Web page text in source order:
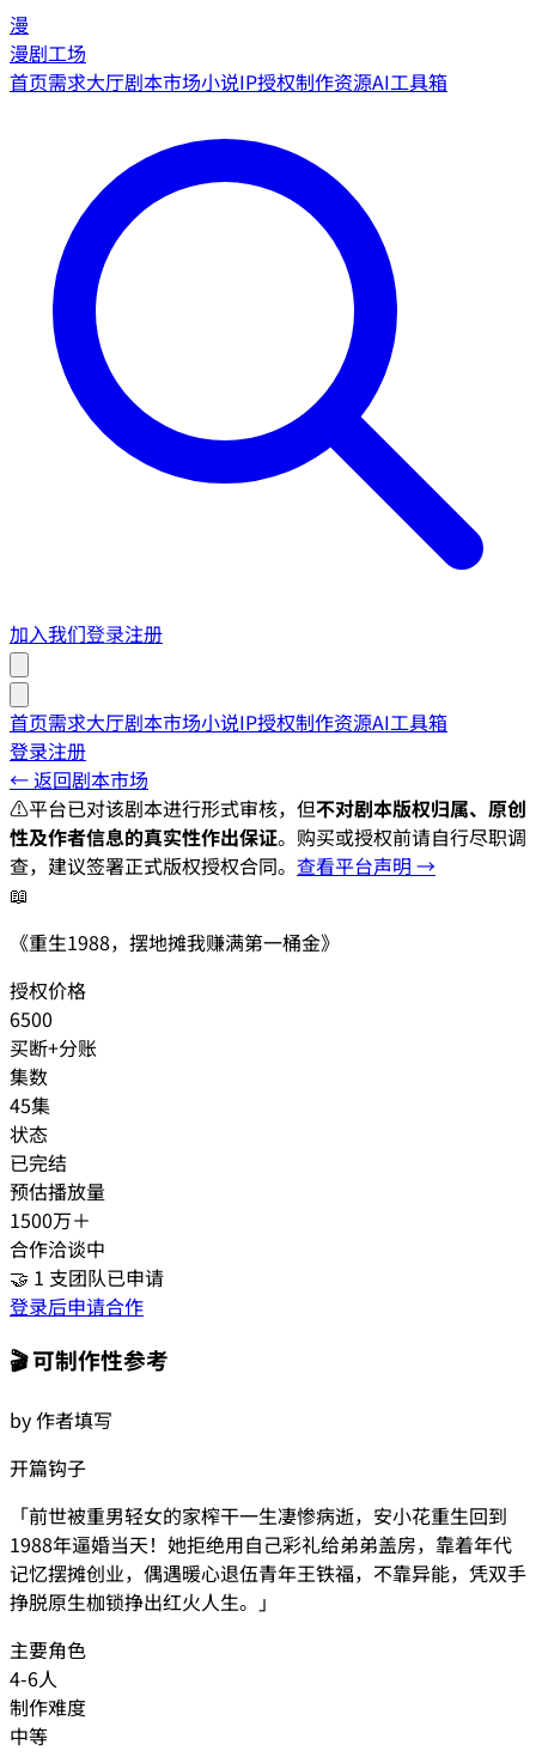
漫
漫剧工场
首页需求大厅剧本市场小说IP授权制作资源AI工具箱
加入我们登录注册
首页需求大厅剧本市场小说IP授权制作资源AI工具箱
登录注册
← 返回剧本市场
⚠️平台已对该剧本进行形式审核，但不对剧本版权归属、原创
性及作者信息的真实性作出保证。购买或授权前请自行尽职调
查，建议签署正式版权授权合同。 查看平台声明 →
📖
《重生1988，摆地摊我赚满第一桶金》
授权价格
6500
买断+分账
集数
45集
状态
已完结
预估播放量
1500万＋
合作洽谈中
🤝 1 支团队已申请
登录后申请合作
🎬 可制作性参考
by 作者填写
开篇钩子
「前世被重男轻女的家榨干一生凄惨病逝，安小花重生回到
1988年逼婚当天！她拒绝用自己彩礼给弟弟盖房，靠着年代
记忆摆摊创业，偶遇暖心退伍青年王铁福，不靠异能，凭双手
挣脱原生枷锁挣出红火人生。 」
主要角色
4-6人
制作难度
中等